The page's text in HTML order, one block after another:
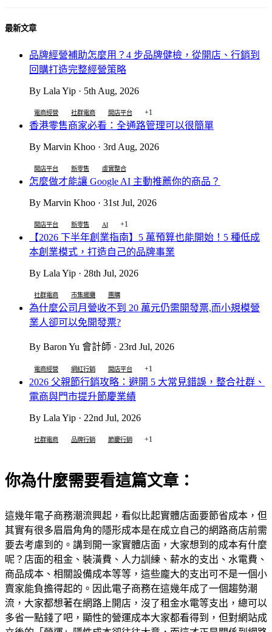
最新文章
品牌經營補助怎麼用？4 步品牌健檢，從開店、行銷到
回購打造完整經營策略
By Lala Yip · 5th Aug, 2026
電商經營 社群電商 開店平台 +1
香港零售商家必看：全通路管理可以很簡單
By Marvin Khoo · 3rd Aug, 2026
開店平台 新零售 虛實整合
怎麼做才能讓 Google AI 主動推薦你的商品？
By Marvin Khoo · 31st Jul, 2026
開店平台 新零售 AI +1
【2026 下半年創業指南】5 萬預算也能開始！5 種低成
本創業模式，打造自己的品牌事業
By Lala Yip · 28th Jul, 2026
社群電商 市集擺攤 團購
為什麼公司月營收不到 20 萬元仍需開發票,而小規模營
業人卻可以免開發票?
By Baron Yu 會計師 · 23rd Jul, 2026
電商經營 網紅行銷 開店平台 +1
2026 父親節行銷攻略：避開 5 大常見錯誤，整合社群、
電商與門市提升節慶業績
By Lala Yip · 22nd Jul, 2026
社群電商 品牌行銷 節慶行銷 +1
你為什麼需要看這篇文章：
這幾年電子商務潮流興起，看似比起實體店面要節省成本，但
其實有很多眉眉角角的隱形成本是在成立自己的網路商店前需
要去考慮到的。講到開一家實體店面，大家想到的成本有什麼
呢？店面的租金、裝潢費、人力訓練、薪水的支出、水電費、
商品成本、相關設備成本等等，這些龐大的支出可不是一個小
賣家能負擔得起的。因此電子商務在這幾年成了一個趨勢潮
流，大家都想著在網路上開店，沒了租金水電等支出，總可以
多省一點錢了吧，顯性的營運成本大家都看得到，但對網站成